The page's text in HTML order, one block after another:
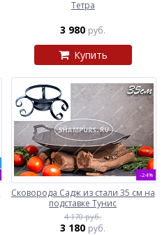
Тетра
3 980 руб.
Купить
-24%
Сковорода Садж из стали 35 см на
подставке Тунис
4 170 руб.
3 180 руб.